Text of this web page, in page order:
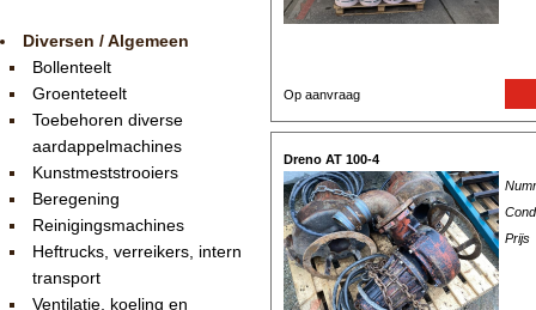
Diversen / Algemeen
Bollenteelt
Groenteteelt
Toebehoren diverse
aardappelmachines
Kunstmeststrooiers
Beregening
Reinigingsmachines
Heftrucks, verreikers, intern
transport
Ventilatie, koeling en
Op aanvraag
Dreno AT 100-4
Prijs